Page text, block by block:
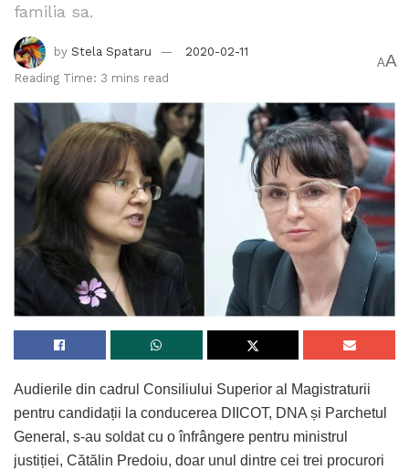
familia sa.
by Stela Spataru
2020-02-11
Reading Time: 3 mins read
AA
Audierile din cadrul Consiliului Superior al Magistraturii
pentru candidații la conducerea DIICOT, DNA și Parchetul
General, s-au soldat cu o înfrângere pentru ministrul
justiției, Cătălin Predoiu, doar unul dintre cei trei procurori